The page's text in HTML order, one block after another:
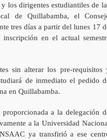
los dirigentes estudiantiles de
de Quillabamba, el
tres días a partir del lunes 17
en el actual
sin alterar los pre-requisitos
de inmediato el pedido
en Quillabamba.
a la delegación
a la Universidad
ya transfirió a ese